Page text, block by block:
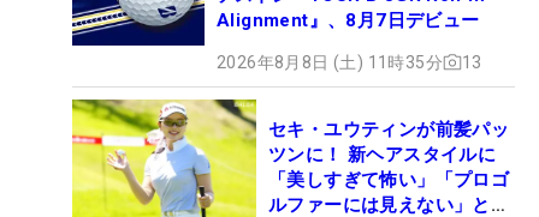
Alignment』、8月7日デビュー
2026年8月8日 (土) 11時35分 13
セキ・ユウティンが前髪パッ
ツンに！ 新ヘアスタイルに
「美しすぎて怖い」「プロゴ
ルファーには見えない」とコ